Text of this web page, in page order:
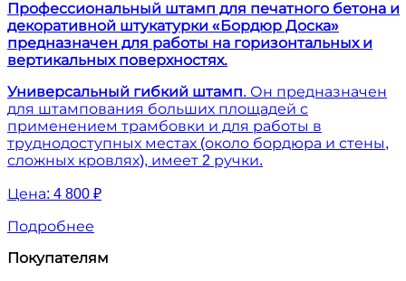
Профессиональный штамп для печатного бетона и
декоративной штукатурки «Бордюр Доска»
предназначен для работы на горизонтальных и
вертикальных поверхностях.
Универсальный гибкий штамп. Он предназначен
для штампования больших площадей с
применением трамбовки и для работы в
труднодоступных местах (около бордюра и стены,
сложных кровлях), имеет 2 ручки.
Цена: 4 800 ₽
Подробнее
Покупателям